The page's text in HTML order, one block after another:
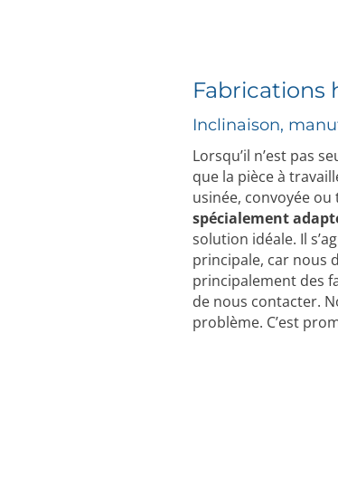
Fabrications
Inclinaison,
Lorsqu’il n’est pas
que la pièce à
usinée, convoyée
spécialement
solution idéale. Il
principale, car nous
principalement des
de nous contacter.
problème. C’est